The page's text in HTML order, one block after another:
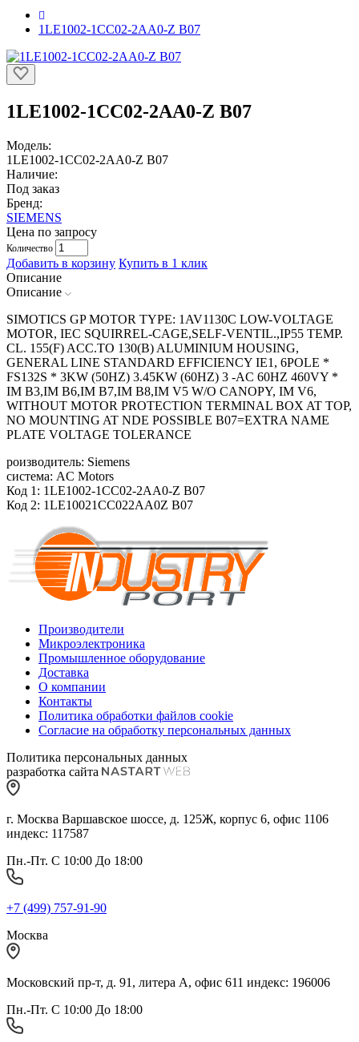
1LE1002-1CC02-2AA0-Z B07
1LE1002-1CC02-2AA0-Z B07
Модель:
1LE1002-1CC02-2AA0-Z B07
Наличие:
Под заказ
Бренд:
SIEMENS
Цена по запросу
Количество
Добавить в корзину Купить в 1 клик
Описание
Описание
SIMOTICS GP MOTOR TYPE: 1AV1130C LOW-VOLTAGE
MOTOR, IEC SQUIRREL-CAGE,SELF-VENTIL.,IP55 TEMP.
CL. 155(F) ACC.TO 130(B) ALUMINIUM HOUSING,
GENERAL LINE STANDARD EFFICIENCY IE1, 6POLE *
FS132S * 3KW (50HZ) 3.45KW (60HZ) 3 -AC 60HZ 460VY *
IM B3,IM B6,IM B7,IM B8,IM V5 W/O CANOPY, IM V6,
WITHOUT MOTOR PROTECTION TERMINAL BOX AT TOP,
NO MOUNTING AT NDE POSSIBLE B07=EXTRA NAME
PLATE VOLTAGE TOLERANCE
роизводитель: Siemens
система: AC Motors
Код 1: 1LE1002-1CC02-2AA0-Z B07
Код 2: 1LE10021CC022AA0Z B07
Производители
Микроэлектроника
Промышленное оборудование
Доставка
О компании
Контакты
Политика обработки файлов cookie
Согласие на обработку персональных данных
Политика персональных данных
разработка сайта
г. Москва Варшавское шоссе, д. 125Ж, корпус 6, офис 1106
индекс: 117587
Пн.-Пт. С 10:00 До 18:00
+7 (499) 757-91-90
Москва
Московский пр-т, д. 91, литера А, офис 611 индекс: 196006
Пн.-Пт. С 10:00 До 18:00